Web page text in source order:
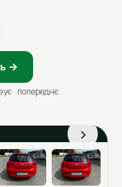
→
· попереднє
›